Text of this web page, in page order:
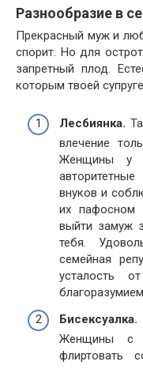
Разнообразие в
Прекрасный муж и
спорит. Но для
запретный плод.
которым твоей
Лесбиянка.
влечение
Женщины у
внуков и
их пафосном
выйти замуж
тебя.
семейная
усталость
Бисексуалка.
Женщины с
флиртовать